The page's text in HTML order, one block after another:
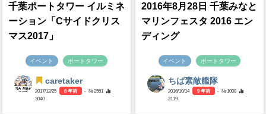
千葉ポートタワー イルミネ
ーション「Cサイドクリス
マス2017」
イベント ポートタワー
caretaker
2017/12/25 8 年前
- №2551
3040
2016年8月28日 千葉みなと
マリンフェスタ 2016 エン
ディング
イベント ポートタワー
ちば素敵艦隊
2016/10/14 9 年前
- №1008
3119